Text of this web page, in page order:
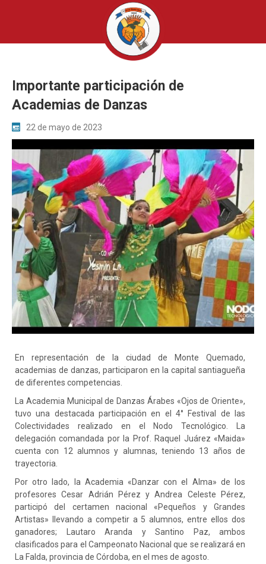
Importante participación de
Academias de Danzas
22 de mayo de 2023
En representación de la ciudad de Monte Quemado,
academias de danzas, participaron en la capital santiagueña
de diferentes competencias.
La Academia Municipal de Danzas Árabes «Ojos de Oriente»,
tuvo una destacada participación en el 4° Festival de las
Colectividades realizado en el Nodo Tecnológico. La
delegación comandada por la Prof. Raquel Juárez «Maida»
cuenta con 12 alumnos y alumnas, teniendo 13 años de
trayectoria.
Por otro lado, la Academia «Danzar con el Alma» de los
profesores Cesar Adrián Pérez y Andrea Celeste Pérez,
participó del certamen nacional «Pequeños y Grandes
Artistas» llevando a competir a 5 alumnos, entre ellos dos
ganadores; Lautaro Aranda y Santino Paz, ambos
clasificados para el Campeonato Nacional que se realizará en
La Falda, provincia de Córdoba, en el mes de agosto.